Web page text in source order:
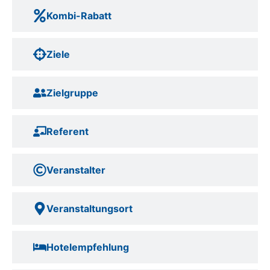
Kombi-Rabatt
Ziele
Zielgruppe
Referent
Veranstalter
Veranstaltungsort
Hotelempfehlung